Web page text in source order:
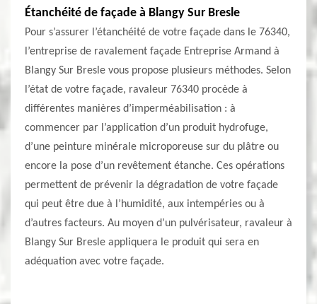
Étanchéité de façade à Blangy Sur Bresle
Pour s’assurer l’étanchéité de votre façade dans le 76340,
l’entreprise de ravalement façade Entreprise Armand à
Blangy Sur Bresle vous propose plusieurs méthodes. Selon
l’état de votre façade, ravaleur 76340 procède à
différentes manières d’imperméabilisation : à
commencer par l’application d’un produit hydrofuge,
d’une peinture minérale microporeuse sur du plâtre ou
encore la pose d’un revêtement étanche. Ces opérations
permettent de prévenir la dégradation de votre façade
qui peut être due à l’humidité, aux intempéries ou à
d’autres facteurs. Au moyen d’un pulvérisateur, ravaleur à
Blangy Sur Bresle appliquera le produit qui sera en
adéquation avec votre façade.